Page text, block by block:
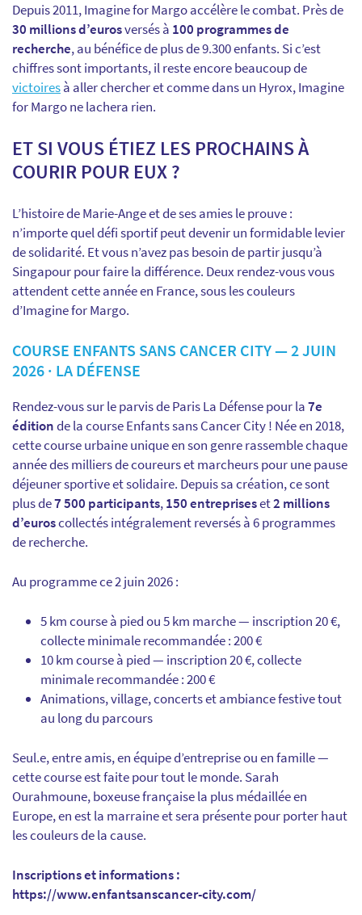
Depuis 2011, Imagine for Margo accélère le combat. Près de
30 millions d’eurosversés à 100 programmes de
recherche, au bénéfice de plus de 9.300 enfants. Si c’est
chiffres sont importants, il reste encore beaucoup de
victoiresà aller chercher et comme dans un Hyrox, Imagine
for Margo ne lachera rien.
ET SI VOUS ÉTIEZ LES PROCHAINS À
COURIR POUR EUX ?
L’histoire de Marie-Ange et de ses amies le prouve :
n’importe quel défi sportif peut devenir un formidable levier
de solidarité. Et vous n’avez pas besoin de partir jusqu’à
Singapour pour faire la différence. Deux rendez-vous vous
attendent cette année en France, sous les couleurs
d’Imagine for Margo.
COURSE ENFANTS SANS CANCER CITY — 2 JUIN
2026 · LA DÉFENSE
Rendez-vous sur le parvis de Paris La Défense pour la7e
éditionde la course Enfants sans Cancer City ! Née en 2018,
cette course urbaine unique en son genre rassemble chaque
année des milliers de coureurs et marcheurs pour une pause
déjeuner sportive et solidaire. Depuis sa création, ce sont
plus de7 500 participants,150 entrepriseset2 millions
d’euroscollectés intégralement reversés à 6 programmes
de recherche.
Au programme ce 2 juin 2026 :
5 km course à pied ou 5 km marche — inscription 20 €,
collecte minimale recommandée : 200 €
10 km course à pied — inscription 20 €, collecte
minimale recommandée : 200 €
Animations, village, concerts et ambiance festive tout
au long du parcours
Seul.e, entre amis, en équipe d’entreprise ou en famille —
cette course est faite pour tout le monde. Sarah
Ourahmoune, boxeuse française la plus médaillée en
Europe, en est la marraine et sera présente pour porter haut
les couleurs de la cause.
Inscriptions et informations :
https://www.enfantsanscancer-city.com/